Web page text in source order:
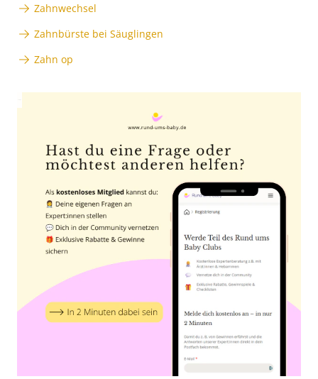
Zahnwechsel
Zahnbürste bei Säuglingen
Zahn op